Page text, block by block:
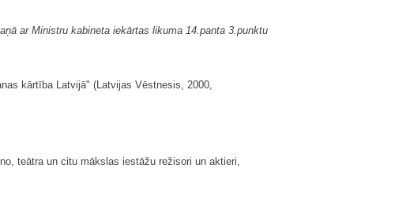
ar Ministru kabineta iekārtas likuma 14.panta 3.punktu
kārtība Latvijā" (Latvijas Vēstnesis, 2000,
teātra un citu mākslas iestāžu režisori un aktieri,